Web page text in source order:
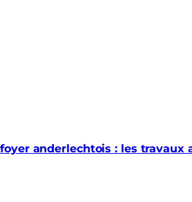
anderlechtois : les